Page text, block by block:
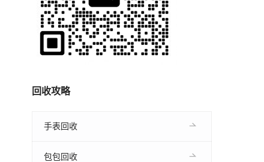
回收攻略
手表回收
包包回收